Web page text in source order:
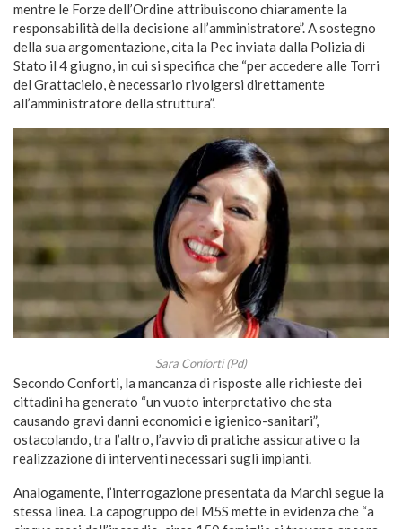
mentre le Forze dell’Ordine attribuiscono chiaramente la
responsabilità della decisione all’amministratore”. A sostegno
della sua argomentazione, cita la Pec inviata dalla Polizia di
Stato il 4 giugno, in cui si specifica che “per accedere alle Torri
del Grattacielo, è necessario rivolgersi direttamente
all’amministratore della struttura”.
Sara Conforti (Pd)
Secondo Conforti, la mancanza di risposte alle richieste dei
cittadini ha generato “un vuoto interpretativo che sta
causando gravi danni economici e igienico-sanitari”,
ostacolando, tra l’altro, l’avvio di pratiche assicurative o la
realizzazione di interventi necessari sugli impianti.
Analogamente, l’interrogazione presentata da Marchi segue la
stessa linea. La capogruppo del M5S mette in evidenza che “a